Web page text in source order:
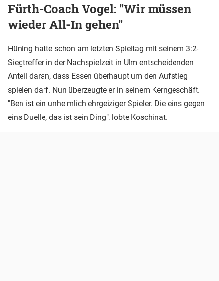
Fürth-Coach Vogel: "Wir müssen
wieder All-In gehen"
Hüning hatte schon am letzten Spieltag mit seinem 3:2-
Siegtreffer in der Nachspielzeit in Ulm entscheidenden
Anteil daran, dass Essen überhaupt um den Aufstieg
spielen darf. Nun überzeugte er in seinem Kerngeschäft.
"Ben ist ein unheimlich ehrgeiziger Spieler. Die eins gegen
eins Duelle, das ist sein Ding", lobte Koschinat.